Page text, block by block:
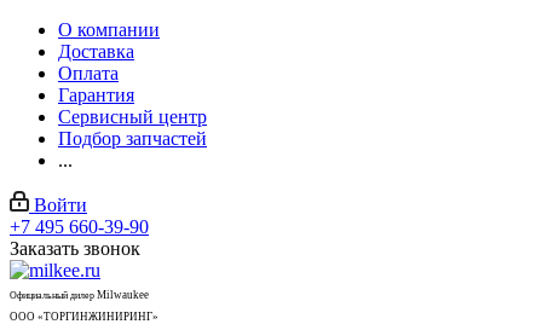
О компании
Доставка
Оплата
Гарантия
Сервисный центр
Подбор запчастей
...
Войти
+7 495 660-39-90
Заказать звонок
Официальный дилер Milwaukee
ООО «ТОРГИНЖИНИРИНГ»